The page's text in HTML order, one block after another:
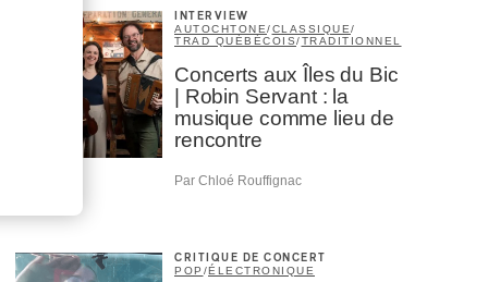
INTERVIEW
AUTOCHTONE/CLASSIQUE/
TRAD QUÉBÉCOIS/TRADITIONNEL
Concerts aux Îles du Bic
| Robin Servant : la
musique comme lieu de
rencontre
Par Chloé Rouffignac
CRITIQUE DE CONCERT
POP /ÉLECTRONIQUE